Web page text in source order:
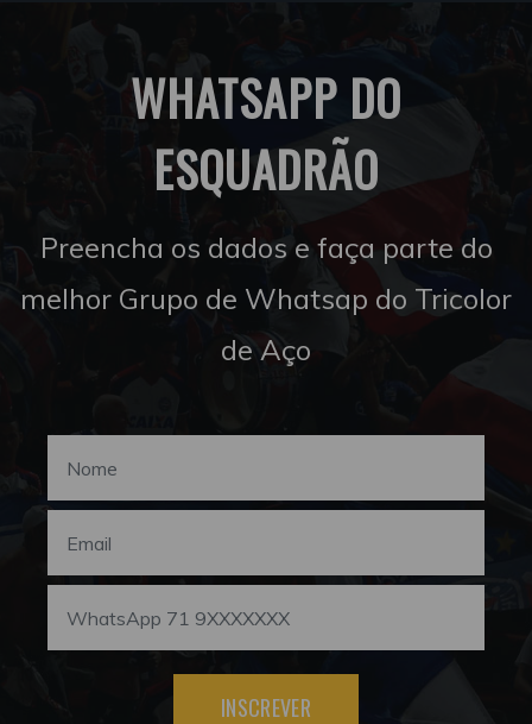
WHATSAPP DO
ESQUADRÃO
Preencha os dados e faça parte do
melhor Grupo de Whatsap do Tricolor
de Aço
INSCREVER